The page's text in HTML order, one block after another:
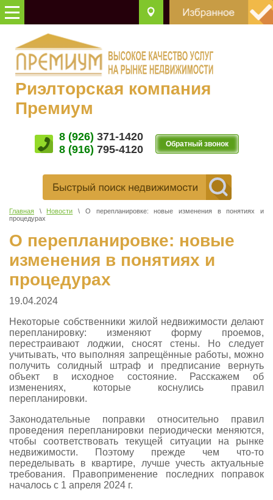
Риэлторская компания
Премиум
8 (926) 371-1420
8 (916) 795-4120 Обратный звонок
Главная \ Новости \ О перепланировке: новые изменения в понятиях и
процедурах
О перепланировке: новые
изменения в понятиях и
процедурах
19.04.2024
Некоторые собственники жилой недвижимости делают
перепланировку: изменяют форму проемов,
перестраивают лоджии, сносят стены. Но следует
учитывать, что выполняя запрещённые работы, можно
получить солидный штраф и предписание вернуть
объект в исходное состояние. Расскажем об
изменениях, которые коснулись правил
перепланировки.
Законодательные поправки относительно правил
проведения перепланировки периодически меняются,
чтобы соответствовать текущей ситуации на рынке
недвижимости. Поэтому прежде чем что-то
переделывать в квартире, лучше учесть актуальные
требования. Правоприменение последних поправок
началось с 1 апреля 2024 г.